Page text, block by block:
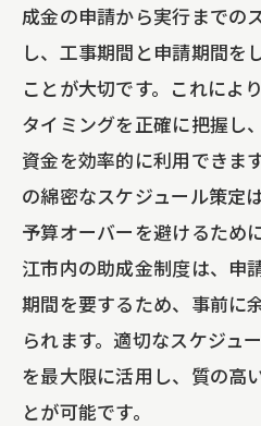
成金の申請から実行までの
し、工事期間と申請期間を
ことが大切です。これによ
タイミングを正確に把握し
資金を効率的に利用できま
の綿密なスケジュール策定
予算オーバーを避けるため
江市内の助成金制度は、申
期間を要するため、事前に
られます。適切なスケジュ
を最大限に活用し、質の高
とが可能です。